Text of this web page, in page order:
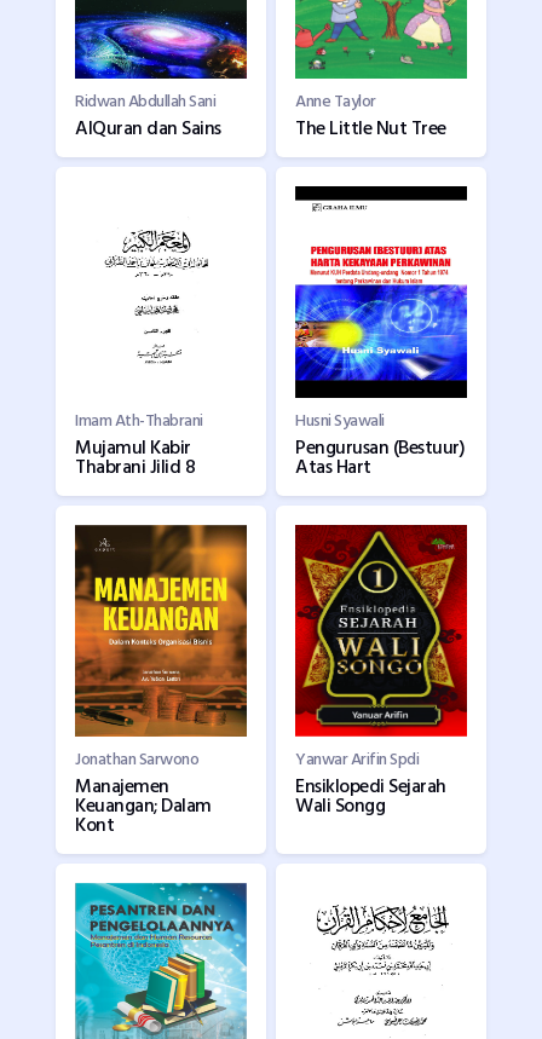
Ridwan Abdullah Sani
AlQuran dan Sains
Anne Taylor
The Little Nut Tree
Imam Ath-Thabrani
Mujamul Kabir
Thabrani Jilid 8
Husni Syawali
Pengurusan (Bestuur)
Atas Hart
Jonathan Sarwono
Manajemen
Keuangan; Dalam
Kont
Yanwar Arifin Spdi
Ensiklopedi Sejarah
Wali Songg